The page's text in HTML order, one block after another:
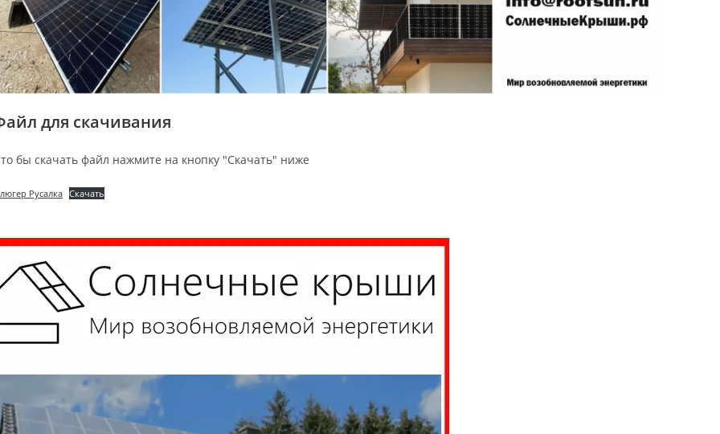
для скачивания
бы скачать файл нажмите на кнопку "Скачать" ниже
Русалка Скачать